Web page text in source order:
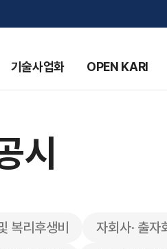
기술사업화 OPEN KARI
시
복리후생비 자회사· 출자